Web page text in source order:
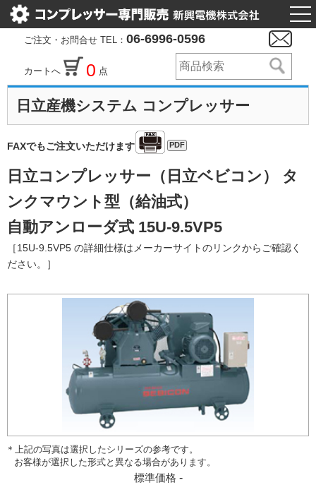
ご注文・お問合せ TEL： 06-6996-0596
カートへ 0 点
日立産機システム コンプレッサー
FAXでもご注文いただけます PDF
日立コンプレッサー（日立ベビコン） タ
ンクマウント型（給油式）
自動アンローダ式 15U-9.5VP5
［15U-9.5VP5 の詳細仕様はメーカーサイトのリンクからご確認く
ださい。］
＊上記の写真は選択したシリーズの参考です。
お客様が選択した形式と異なる場合があります。
標準価格 -